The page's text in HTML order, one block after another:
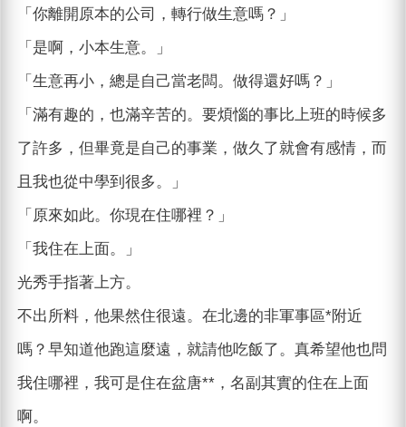
「你離開原本的公司，轉行做生意嗎？」
「是啊，小本生意。」
「生意再小，總是自己當老闆。做得還好嗎？」
「滿有趣的，也滿辛苦的。要煩惱的事比上班的時候多
了許多，但畢竟是自己的事業，做久了就會有感情，而
且我也從中學到很多。」
「原來如此。你現在住哪裡？」
「我住在上面。」
光秀手指著上方。
不出所料，他果然住很遠。在北邊的非軍事區*附近
嗎？早知道他跑這麼遠，就請他吃飯了。真希望他也問
我住哪裡，我可是住在盆唐**，名副其實的住在上面
啊。